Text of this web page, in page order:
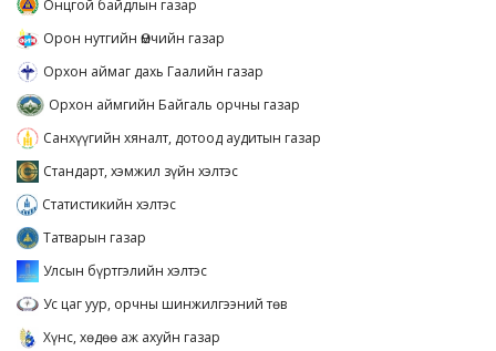
Онцгой байдлын газар
Орон нутгийн Өмчийн газар
Орхон аймаг дахь Гаалийн газар
Орхон аймгийн Байгаль орчны газар
Санхүүгийн хяналт, дотоод аудитын газар
Стандарт, хэмжил зүйн хэлтэс
Статистикийн хэлтэс
Татварын газар
Улсын бүртгэлийн хэлтэс
Ус цаг уур, орчны шинжилгээний төв
Хүнс, хөдөө аж ахуйн газар